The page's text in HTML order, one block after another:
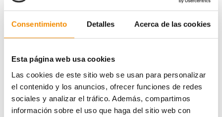
Consentimiento Detalles Acerca de las cookies
Esta página web usa cookies
Las cookies de este sitio web se usan para personalizar
el contenido y los anuncios, ofrecer funciones de redes
sociales y analizar el tráfico. Además, compartimos
información sobre el uso que haga del sitio web con